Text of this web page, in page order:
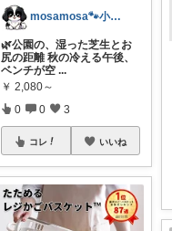
mosamosa🐾小さめバッグの日々✨
🌿公園の、湿った芝生とお
尻の距離 秋の冷える午後、
ベンチが空 ...
￥ 2,080～
0 0 3
コレ いいね